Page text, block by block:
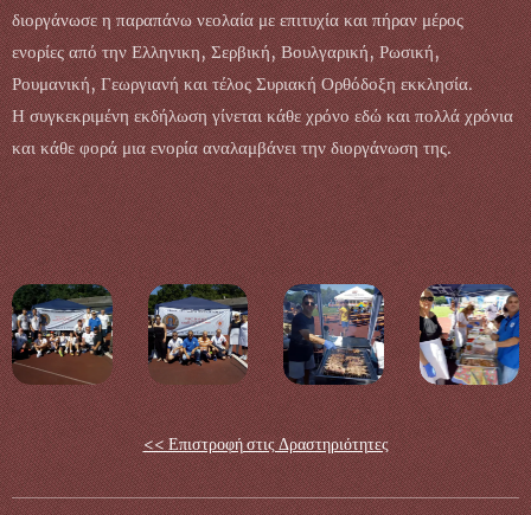
διοργάνωσε η παραπάνω νεολαία με επιτυχία και πήραν μέρος
ενορίες από την Ελληνικη, Σερβική, Βουλγαρική, Ρωσική,
Ρουμανική, Γεωργιανή και τέλος Συριακή Ορθόδοξη εκκλησία.
Η συγκεκριμένη εκδήλωση γίνεται κάθε χρόνο εδώ και πολλά χρόνια
και κάθε φορά μια ενορία αναλαμβάνει την διοργάνωση της.
<< Επιστροφή στις Δραστηριότητες